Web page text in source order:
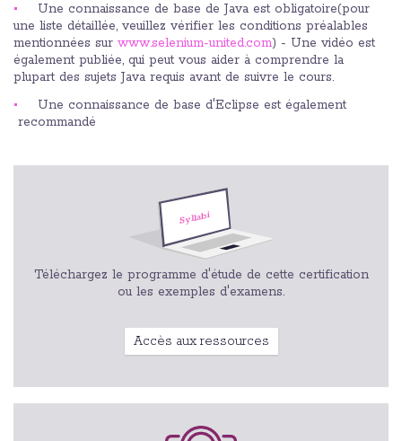
Une connaissance de base de Java est obligatoire(pour
une liste détaillée, veuillez vérifier les conditions préalables
mentionnées sur www.selenium-united.com) - Une vidéo est
également publiée, qui peut vous aider à comprendre la
plupart des sujets Java requis avant de suivre le cours.
Une connaissance de base d'Eclipse est également
recommandé
Téléchargez le programme d'étude de cette certification
ou les exemples d'examens.
Accès aux ressources